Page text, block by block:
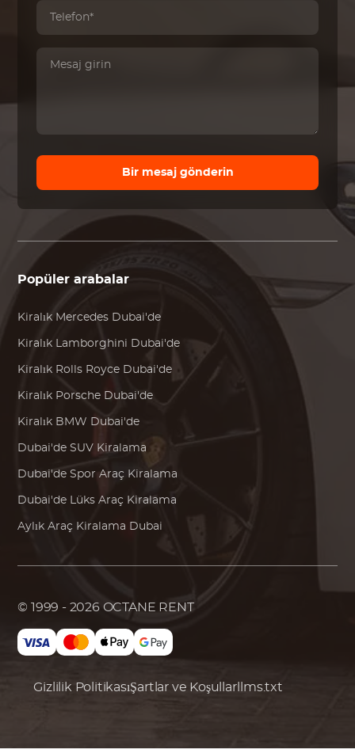
Bir mesaj gönderin
Popüler arabalar
Kiralık Mercedes Dubai'de
Kiralık Lamborghini Dubai'de
Kiralık Rolls Royce Dubai'de
Kiralık Porsche Dubai'de
Kiralık BMW Dubai'de
Dubai'de SUV Kiralama
Dubai'de Spor Araç Kiralama
Dubai'de Lüks Araç Kiralama
Aylık Araç Kiralama Dubai
© 1999 - 2026 OCTANE RENT
Gizlilik PolitikasıŞartlar ve Koşullar llms.txt